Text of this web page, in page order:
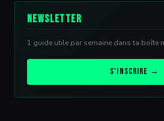
Newsletter
1 guide utile par semaine dans ta boîte
S'inscrire →